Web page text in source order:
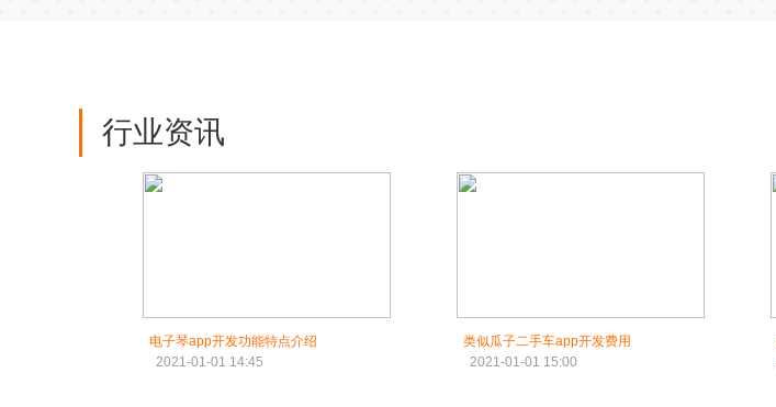
行业资讯
电子琴app开发​功能特点介绍
2021-01-01 14:45
类似瓜子二手车app开发费用
2021-01-01 15:00